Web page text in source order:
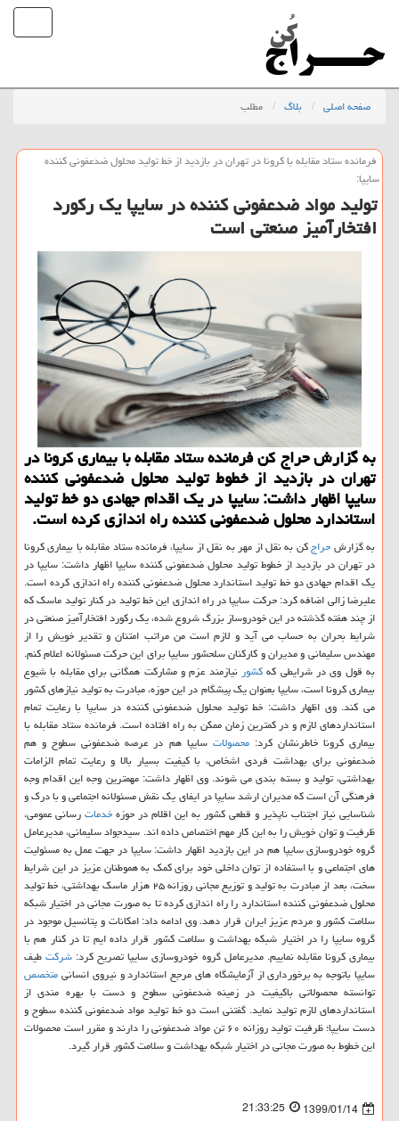
صفحه اصلی بلاگ مطلب
فرمانده ستاد مقابله با كرونا در تهران در بازدید از خط تولید محلول ضدعفونی كننده
سایپا:
تولید مواد ضدعفونی كننده در سایپا یك ركورد
افتخارآمیز صنعتی است
به گزارش حراج كن فرمانده ستاد مقابله با بیماری كرونا در
تهران در بازدید از خطوط تولید محلول ضدعفونی كننده
سایپا اظهار داشت: سایپا در یك اقدام جهادی دو خط تولید
استاندارد محلول ضدعفونی كننده راه اندازی كرده است.
به گزارشحراجكن به نقل از مهر به نقل از سایپا، فرمانده ستاد مقابله با بیماری كرونا
در تهران در بازدید از خطوط تولید محلول ضدعفونی كننده سایپا اظهار داشت: سایپا در
یك اقدام جهادی دو خط تولید استاندارد محلول ضدعفونی كننده راه اندازی كرده است.
علیرضا زالی اضافه كرد: حركت سایپا در راه اندازی این خط تولید در كنار تولید ماسك كه
از چند هفته گذشته در این خودروساز بزرگ شروع شده، یك ركورد افتخارآمیز صنعتی در
شرایط بحران به حساب می آید و لازم است من مراتب امتنان و تقدیر خویش را از
مهندس سلیمانی و مدیران و كاركنان سلحشور سایپا برای این حركت مسئولانه اعلام كنم.
به قول وی در شرایطی كهكشورنیازمند عزم و مشاركت همگانی برای مقابله با شیوع
بیماری كرونا است، سایپا بعنوان یك پیشگام در این حوزه، مبادرت به تولید نیازهای كشور
می كند. وی اظهار داشت: خط تولید محلول ضدعفونی كننده در سایپا با رعایت تمام
استانداردهای لازم و در كمترین زمان ممكن به راه افتاده است. فرمانده ستاد مقابله با
بیماری كرونا خاطرنشان كرد:محصولات سایپا هم در عرصه ضدعفونی سطوح و هم
ضدعفونی برای بهداشت فردی اشخاص، با كیفیت بسیار بالا و رعایت تمام الزامات
بهداشتی، تولید و بسته بندی می شوند. وی اظهار داشت: مهمترین وجه این اقدام وجه
فرهنگی آن است كه مدیران ارشد سایپا در ایفای یك نقش مسئولانه اجتماعی و با درك و
شناسایی نیاز اجتناب ناپذیر و قطعی كشور به این اقلام در حوزهخدماترسانی عمومی،
ظرفیت و توان خویش را به این كار مهم اختصاص داده اند. سیدجواد سلیمانی، مدیرعامل
گروه خودروسازی سایپا هم در این بازدید اظهار داشت: سایپا در جهت عمل به مسئولیت
های اجتماعی و با استفاده از توان داخلی خود برای كمك به هموطنان عزیز در این شرایط
سخت، بعد از مبادرت به تولید و توزیع مجانی روزانه ۲۵ هزار ماسك بهداشتی، خط تولید
محلول ضدعفونی كننده استاندارد را راه اندازی كرده تا به صورت مجانی در اختیار شبكه
سلامت كشور و مردم عزیز ایران قرار دهد. وی ادامه داد: امكانات و پتانسیل موجود در
گروه سایپا را در اختیار شبكه بهداشت و سلامت كشور قرار داده ایم تا در كنار هم با
بیماری كرونا مقابله نماییم. مدیرعامل گروه خودروسازی سایپا تصریح كرد: شركتطیف
سایپا باتوجه به برخورداری از آزمایشگاه های مرجع استاندارد و نیروی انسانیمتخصص
توانسته محصولاتی باكیفیت در زمینه ضدعفونی سطوح و دست با بهره مندی از
استانداردهای لازم تولید نماید. گفتنی است دو خط تولید مواد ضدعفونی كننده سطوح و
دست سایپا؛ ظرفیت تولید روزانه ۶۰ تن مواد ضدعفونی را دارند و مقرر است محصولات
این خطوط به صورت مجانی در اختیار شبكه بهداشت و سلامت كشور قرار گیرد.
1399/01/14
21:33:25